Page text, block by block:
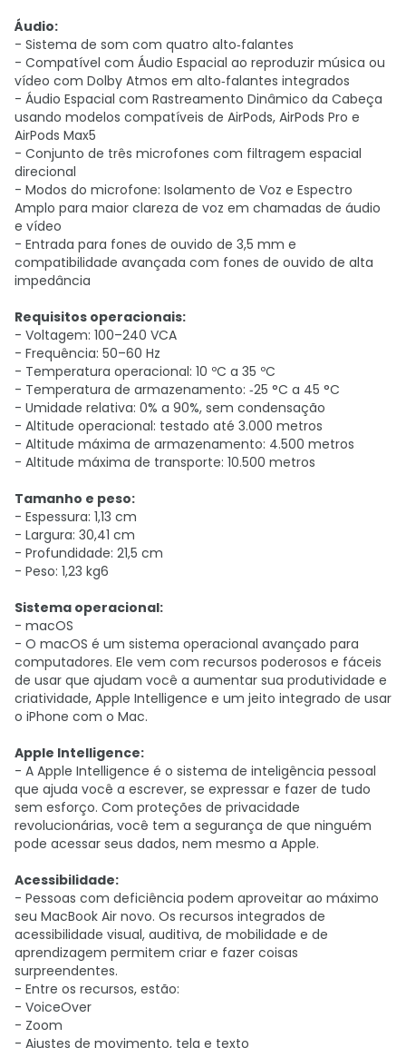
Áudio:
- Sistema de som com quatro alto‑falantes
- Compatível com Áudio Espacial ao reproduzir música ou
vídeo com Dolby Atmos em alto‑falantes integrados
- Áudio Espacial com Rastreamento Dinâmico da Cabeça
usando modelos compatíveis de AirPods, AirPods Pro e
AirPods Max5
- Conjunto de três microfones com filtragem espacial
direcional
- Modos do microfone: Isolamento de Voz e Espectro
Amplo para maior clareza de voz em chamadas de áudio
e vídeo
- Entrada para fones de ouvido de 3,5 mm e
compatibilidade avançada com fones de ouvido de alta
impedância
Requisitos operacionais:
- Voltagem: 100–240 VCA
- Frequência: 50–60 Hz
- Temperatura operacional: 10 ºC a 35 ºC
- Temperatura de armazenamento: ‑25 °C a 45 °C
- Umidade relativa: 0% a 90%, sem condensação
- Altitude operacional: testado até 3.000 metros
- Altitude máxima de armazenamento: 4.500 metros
- Altitude máxima de transporte: 10.500 metros
Tamanho e peso:
- Espessura: 1,13 cm
- Largura: 30,41 cm
- Profundidade: 21,5 cm
- Peso: 1,23 kg6
Sistema operacional:
- macOS
- O macOS é um sistema operacional avançado para
computadores. Ele vem com recursos poderosos e fáceis
de usar que ajudam você a aumentar sua produtividade e
criatividade, Apple Intelligence e um jeito integrado de usar
o iPhone com o Mac.
Apple Intelligence:
- A Apple Intelligence é o sistema de inteligência pessoal
que ajuda você a escrever, se expressar e fazer de tudo
sem esforço. Com proteções de privacidade
revolucionárias, você tem a segurança de que ninguém
pode acessar seus dados, nem mesmo a Apple.
Acessibilidade:
- Pessoas com deficiência podem aproveitar ao máximo
seu MacBook Air novo. Os recursos integrados de
acessibilidade visual, auditiva, de mobilidade e de
aprendizagem permitem criar e fazer coisas
surpreendentes.
- Entre os recursos, estão:
- VoiceOver
- Zoom
- Ajustes de movimento, tela e texto